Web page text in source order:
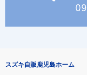
スズキ自販鹿児島ホーム